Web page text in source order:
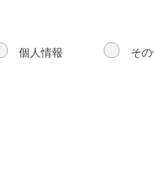
個人情報 そ